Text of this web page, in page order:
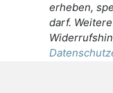
erheben,
darf.